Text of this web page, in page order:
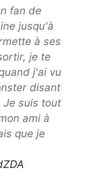
fan de
jusqu'à
à ses
je te
j'ai vu
disant
Je suis tout
ami à
que je